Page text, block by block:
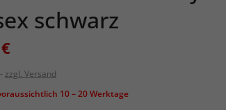
schwarz
zzgl. Versand
10 – 20 Werktage